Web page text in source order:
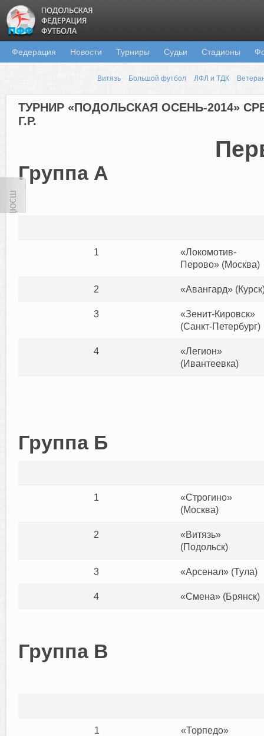
Федерация Новости Турниры Судьи Стадионы
Витязь Большой футбол ЛФЛ и ТДК
ТУРНИР «ПОДОЛЬСКАЯ ОСЕНЬ-2014»
Г.Р.
Группа А
1
«Локомотив-
Перово» (Москва)
2 «Авангард»
3
«Зенит-Кировск»
(Санкт-Петербург)
4
«Легион»
(Ивантеевка)
Группа Б
1
«Строгино»
(Москва)
2
«Витязь»
(Подольск)
3 «Арсенал» (Тула)
4 «Смена» (Брянск)
Группа В
1
«Торпедо»